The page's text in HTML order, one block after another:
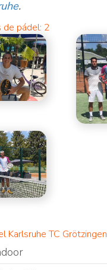
.
de pádel: 2
Karlsruhe TC Grötzingen